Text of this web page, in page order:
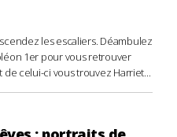
les escaliers. Déambulez
1er pour vous retrouver
celui-ci vous trouvez Harriet...